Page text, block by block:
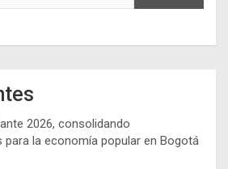
2026, consolidando
para la economía popular en Bogotá